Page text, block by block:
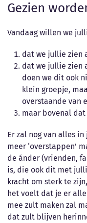
Gezien
Vandaag willen we
dat we jullie zien
dat we jullie zien
doen we dit ook
klein groepje,
overstaande van
maar bovenal
Er zal nog van alles
meer ‘overstappen’
de ánder (vrienden,
is, die ook dit met
kracht om sterk te
het voelt dat je er
mee zult maken zal
dat zult blijven